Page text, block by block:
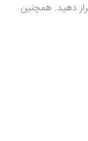
دهید. همچنین